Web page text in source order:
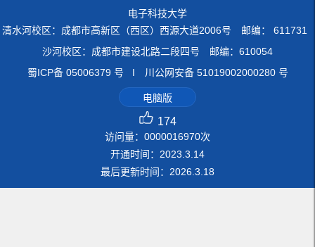
电子科技大学
清水河校区：成都市高新区（西区）西源大道2006号 邮编： 611731
沙河校区：成都市建设北路二段四号 邮编：610054
蜀ICP备 05006379 号 I 川公网安备 51019002000280 号
电脑版
174
访问量： 0000016970次
开通时间： 2023 3 14
最后更新时间： 2026 3 18